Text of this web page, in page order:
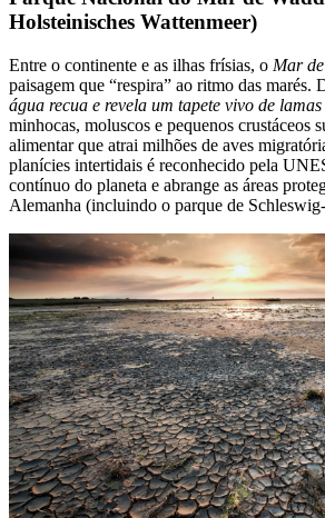
Holsteinisches Wattenmeer)
Entre o continente e as ilhas frísias, o Mar
paisagem que “respira” ao ritmo das marés.
água recua e revela um tapete vivo de
minhocas, moluscos e pequenos crustáceos
alimentar que atrai milhões de aves
planícies intertidais é reconhecido pela
contínuo do planeta e abrange as áreas
Alemanha (incluindo o parque de